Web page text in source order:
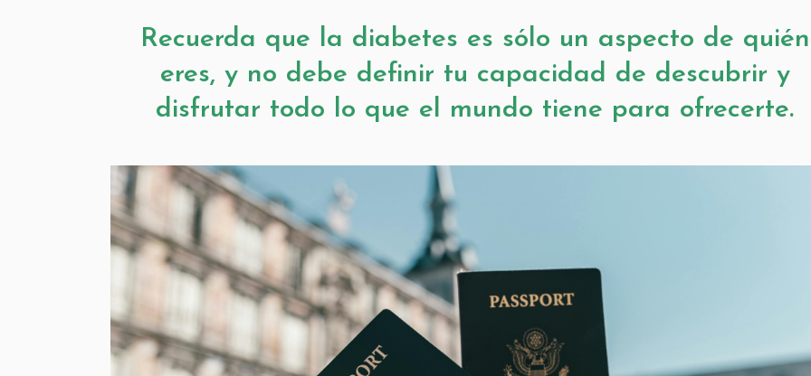
Recuerda que la diabetes es sólo un aspecto de quién
eres, y no debe definir tu capacidad de descubrir y
disfrutar todo lo que el mundo tiene para ofrecerte.